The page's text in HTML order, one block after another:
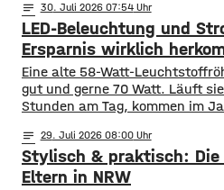
viele Insektenarten unter
aufgeräumte Beete und
nehmen ihnen Nistplätze und
Insektenhotel in Mainfranken
notes 30. Juli 2026 07:54
LED-Beleuchtung und
Ersparnis wirklich
Eine alte 58-Watt-
gut und gerne 70 Watt. Läuft
Stunden am Tag, kommen im
Leuchten sind das über 7.000
Licht. Die Rechnung ist
dafür keine Software. Leistung in
notes 29. Juli 2026 08:00
Stylisch & praktisch:
Eltern in NRW